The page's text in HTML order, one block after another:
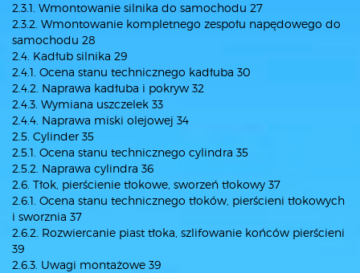
2.3.1. Wmontowanie silnika do samochodu 27
2.3.2. Wmontowanie kompletnego zespołu napędowego do
samochodu 28
2.4. Kadłub silnika 29
2.4.1. Ocena stanu technicznego kadłuba 30
2.4.2. Naprawa kadłuba i pokryw 32
2.4.3. Wymiana uszczelek 33
2.4.4. Naprawa miski olejowej 34
2.5. Cylinder 35
2.5.1. Ocena stanu technicznego cylindra 35
2.5.2. Naprawa cylindra 36
2.6. Tłok, pierścienie tłokowe, sworzeń tłokowy 37
2.6.1. Ocena stanu technicznego tłoków, pierścieni tłokowych
i sworznia 37
2.6.2. Rozwiercanie piast tłoka, szlifowanie końców pierścieni
39
2.6.3. Uwagi montażowe 39